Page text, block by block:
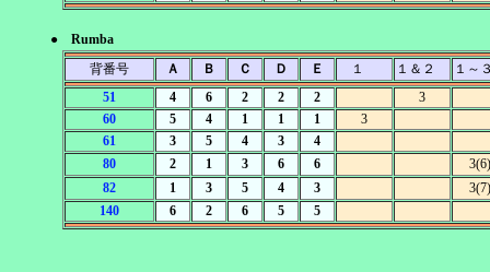
● Rumba
背番号
Ａ Ｂ Ｃ Ｄ Ｅ １ １＆２
１
51
4 6 2 2 2
3
60
5 4 1 1 1
3
61
3 5 4 3
4
80
2 1 3 6 6
3(6)
82
1 3 5 4 3
3(7)
140
6 2 6 5 5